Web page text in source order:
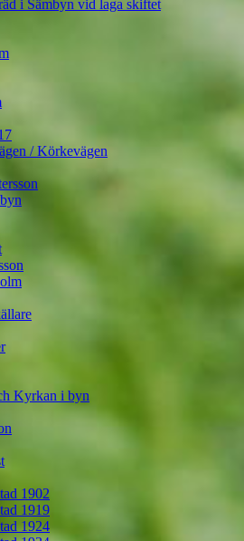
i Sämbyn vid laga skiftet
/ Körkevägen
Kyrkan i byn
1902
1919
1924